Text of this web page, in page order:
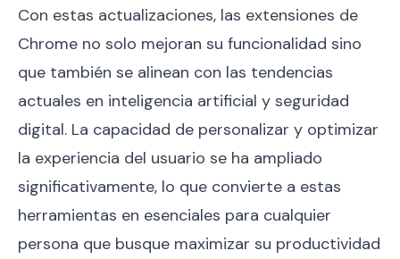
Con estas actualizaciones, las extensiones de
Chrome no solo mejoran su funcionalidad sino
que también se alinean con las tendencias
actuales en inteligencia artificial y seguridad
digital. La capacidad de personalizar y optimizar
la experiencia del usuario se ha ampliado
significativamente, lo que convierte a estas
herramientas en esenciales para cualquier
persona que busque maximizar su productividad